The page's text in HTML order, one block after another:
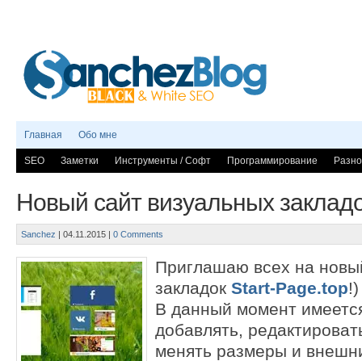
Главная Обо мне
SEO Заметки Инструменты / Софт Программирование
Новый сайт визуальных
Sanchez | 04.11.2015 | 0 Comments
Приглашаю всех на
закладок Start-Page.top!)
В данный момент
добавлять,
менять размеры и